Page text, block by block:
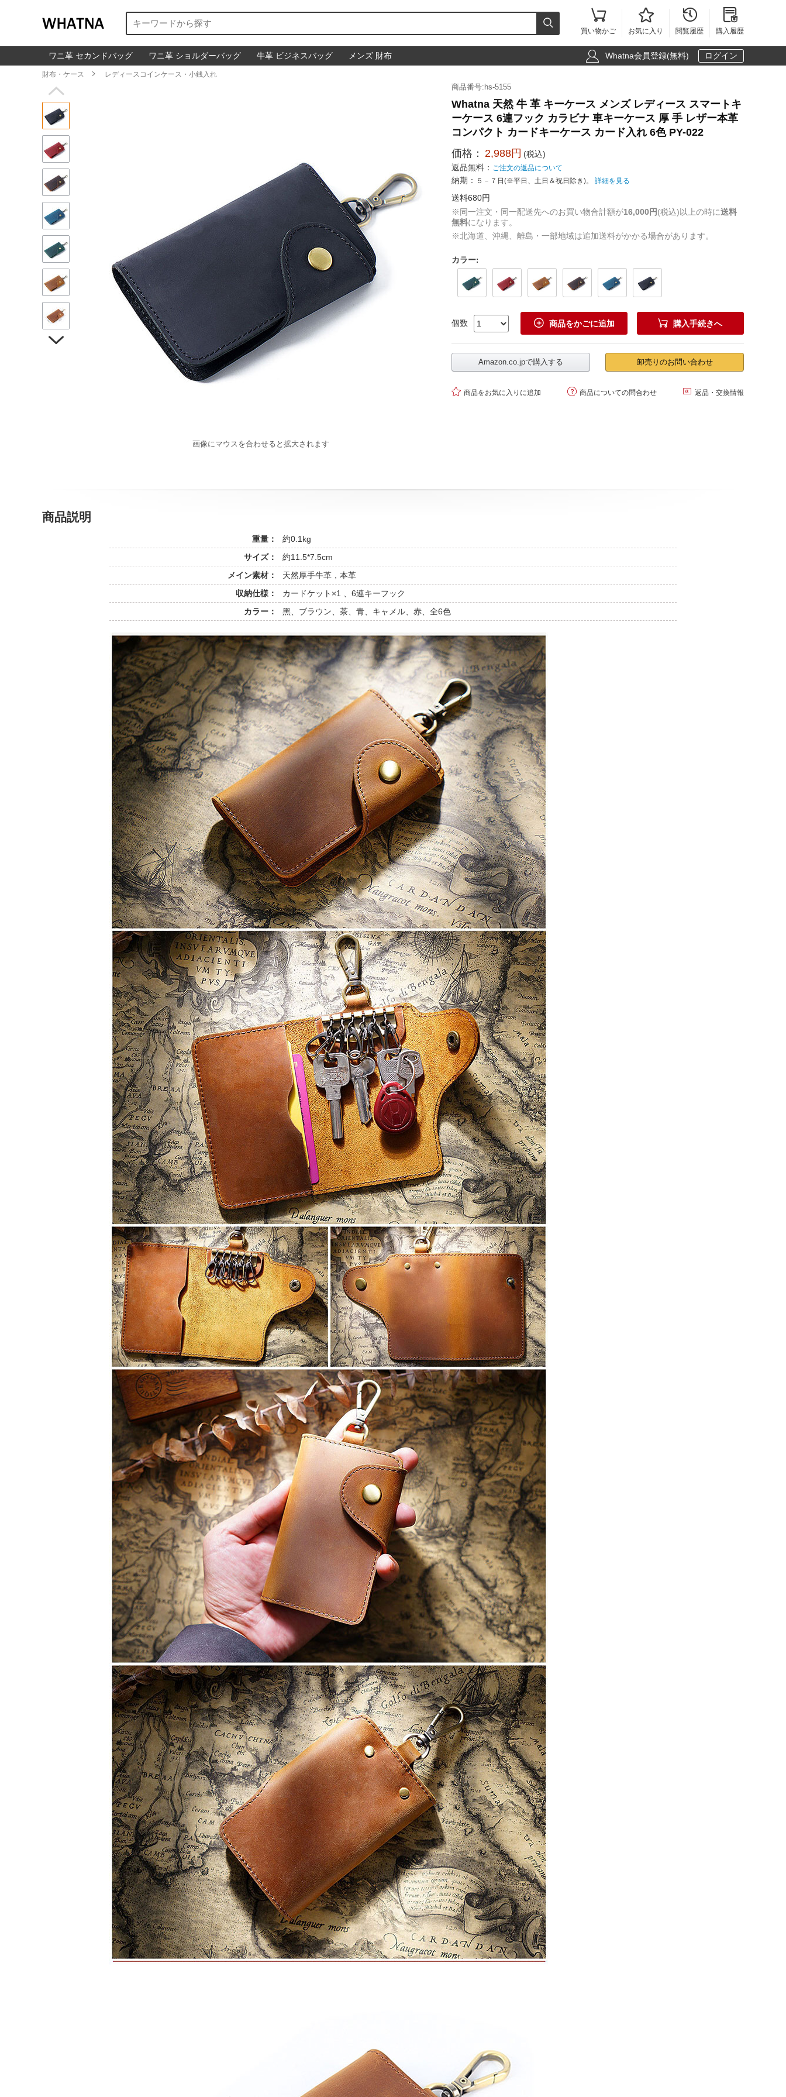


買い物かご

お気に入り

閲覧履歴

購入履歴
ワニ革 セカンドバッグ ワニ革 ショルダーバッグ 牛革 ビジネスバッグ メンズ 財布  Whatna会員登録(無料) ログイン
財布・ケース  レディースコインケース・小銭入れ


画像にマウスを合わせると拡大されます
商品番号:hs-5155
Whatna 天然 牛 革 キーケース メンズ レディース スマートキ
ーケース 6連フック カラビナ 車キーケース 厚 手 レザー本革
コンパクト カードキーケース カード入れ 6色 PY-022
価格： 2,988円 (税込)
返品無料： ご注文の返品について
納期： ５－７日(※平日、土日＆祝日除き)。 詳細を見る
送料680円
※同一注文・同一配送先へのお買い物合計額が16,000円(税込)以上の時に送料
無料になります。
※北海道、沖縄、離島・一部地域は追加送料がかかる場合があります。
カラー:
個数  商品をかごに追加  購入手続きへ
Amazon.co.jpで購入する 卸売りのお問い合わせ
 商品をお気に入りに追加  商品についての問合わせ  返品・交換情報
商品説明
重量：
約0.1kg
サイズ：
約11.5*7.5cm
メイン素材：
天然厚手牛革，本革
収納仕様：
カードケット×1 、6連キーフック
カラー：
黑、ブラウン、茶、青、キャメル、赤、全6色